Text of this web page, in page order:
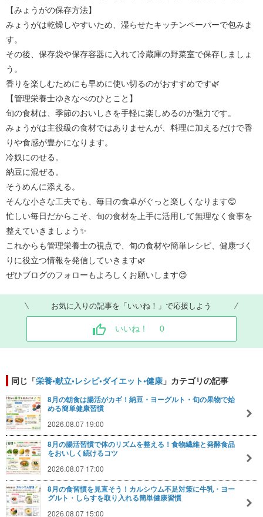
【みょうがの保存方法】
みょうがは乾燥しやすいため、湿らせたキッチンペーパーで包みま
す。
その後、保存袋や保存容器に入れて冷蔵庫の野菜室で保存しましょ
う。
香りを楽しむためにも早めに使い切るのがおすすめです🌿
【管理栄養士ゆきなべのひとこと】
旬の食材は、季節のおいしさを手軽に楽しめるのが魅力です。
みょうがは主役級の食材ではありませんが、料理に加えるだけで香
りや食感が豊かになります。
冷奴にのせる。
納豆に混ぜる。
そうめんに添える。
そんな小さな工夫でも、毎日の食卓がぐっと楽しくなります😊
忙しい毎日だからこそ、旬の食材を上手に活用して無理なく食事を
整えていきましょう✨
これからも管理栄養士の視点で、旬の食材や簡単レシピ、健康づく
りに役立つ情報を発信していきます🌿
ぜひブログのフォローもよろしくお願いします😊
お気に入りの記事を「いいね！」で応援しよう
いいね！ 0
同じ「栄養•献立•レシピ•ダイエット•健康 」カテゴリの記事
8月の朝食は腸活がカギ！納豆・ヨーグルト・旬の果物で始
める簡単健康習慣
2026.08.07 19:00
8月の腸活習慣で体のリズムを整える！食物繊維と発酵食品
をおいしく続けるコツ
2026.08.07 17:00
8月の食習慣を見直そう！カルシウム不足対策に牛乳・ヨー
グルト・しらすを取り入れる簡単健康習慣
2026.08.07 15:00